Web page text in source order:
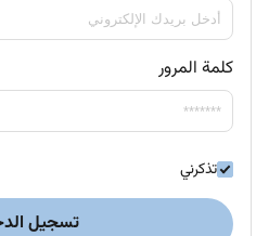
كلمة المرور
تذكرني
تسجيل